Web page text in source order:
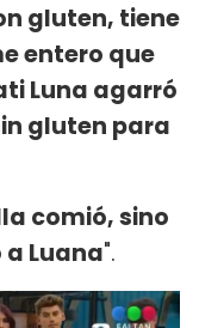
gluten, tiene
entero que
Luna agarró
gluten para
comió, sino
Luana".